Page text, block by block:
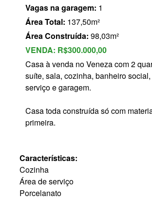
Vagas na garagem: 1
Área Total: 137,50m²
Área Construída: 98,03m²
VENDA: R$300.000,00
Casa à venda no Veneza com 2
suíte, sala, cozinha, banheiro
serviço e garagem.
Casa toda construída só com
primeira.
Características:
Cozinha
Área de serviço
Porcelanato